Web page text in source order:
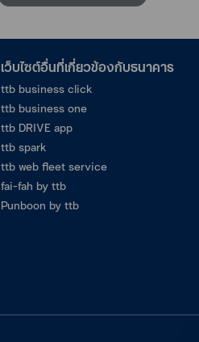
เว็บไซต์อื่นที่เกี่ยวข้องกับธนาคาร
ttb business click
ttb business one
ttb DRIVE app
ttb spark
ttb web fleet service
fai-fah by ttb
Punboon by ttb